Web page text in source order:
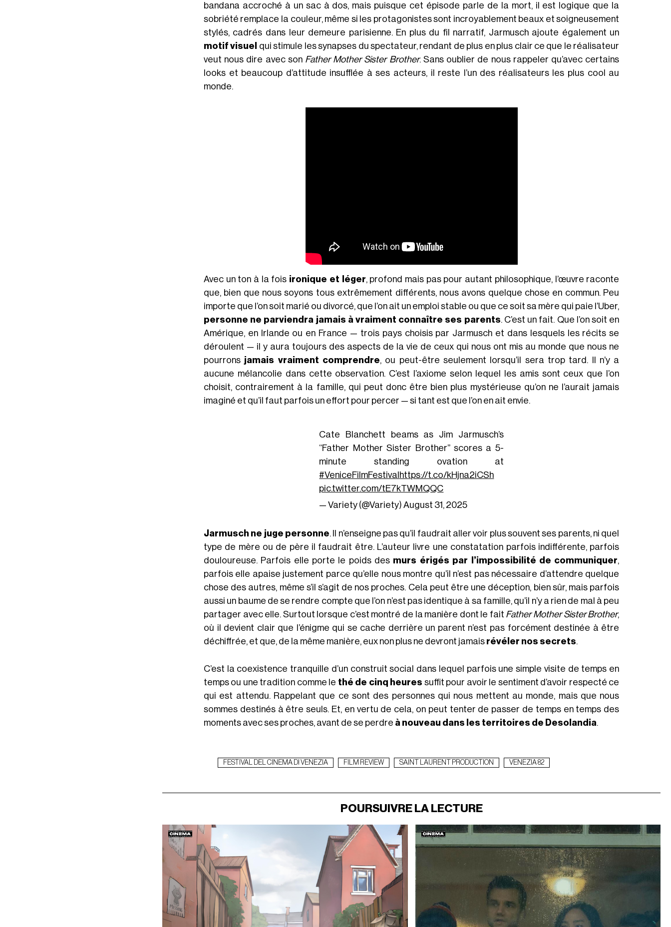
bandana accroché à un sac à dos, mais puisque cet épisode parle de la mort, il est logique que la
sobriété remplace la couleur, même si les protagonistes sont incroyablement beaux et soigneusement
stylés, cadrés dans leur demeure parisienne. En plus du fil narratif, Jarmusch ajoute également un
motif visuel
qui stimule les synapses du spectateur, rendant de plus en plus clair ce que le réalisateur
veut nous dire avec son Father Mother Sister Brother. Sans oublier de nous rappeler qu’avec certains
looks et beaucoup d’attitude insufflée à ses acteurs, il reste l’un des réalisateurs les plus cool au
monde.
Avec un ton à la fois ironique et léger, profond mais pas pour autant philosophique, l’œuvre raconte
que, bien que nous soyons tous extrêmement différents, nous avons quelque chose en commun. Peu
importe que l’on soit marié ou divorcé, que l’on ait un emploi stable ou que ce soit sa mère qui paie l’Uber,
personne ne parviendra jamais à vraiment connaître ses parents. C’est un fait. Que l’on soit en
Amérique, en Irlande ou en France — trois pays choisis par Jarmusch et dans lesquels les récits se
déroulent — il y aura toujours des aspects de la vie de ceux qui nous ont mis au monde que nous ne
pourrons jamais vraiment comprendre, ou peut-être seulement lorsqu’il sera trop tard. Il n’y a
aucune mélancolie dans cette observation. C’est l’axiome selon lequel les amis sont ceux que l’on
choisit, contrairement à la famille, qui peut donc être bien plus mystérieuse qu’on ne l’aurait jamais
imaginé et qu’il faut parfois un effort pour percer — si tant est que l’on en ait envie.
Cate Blanchett beams as Jim Jarmusch’s
“Father Mother Sister Brother” scores a 5-
minute standing ovation at
#VeniceFilmFestival https://t.co/kHjna2iCSh
pic.twitter.com/tE7kTWMQQC
— Variety (@Variety)August 31, 2025
Jarmusch ne juge personne. Il n’enseigne pas qu’il faudrait aller voir plus souvent ses parents, ni quel
type de mère ou de père il faudrait être. L’auteur livre une constatation parfois indifférente, parfois
douloureuse. Parfois elle porte le poids des murs érigés par l’impossibilité de communiquer,
parfois elle apaise justement parce qu’elle nous montre qu’il n’est pas nécessaire d’attendre quelque
chose des autres, même s’il s’agit de nos proches. Cela peut être une déception, bien sûr, mais parfois
aussi un baume de se rendre compte que l’on n’est pas identique à sa famille, qu’il n’y a rien de mal à peu
partager avec elle. Surtout lorsque c’est montré de la manière dont le fait Father Mother Sister Brother,
où il devient clair que l’énigme qui se cache derrière un parent n’est pas forcément destinée à être
déchiffrée, et que, de la même manière, eux non plus ne devront jamais révéler nos secrets.
C’est la coexistence tranquille d’un construit social dans lequel parfois une simple visite de temps en
temps ou une tradition comme le thé de cinq heures suffit pour avoir le sentiment d’avoir respecté ce
qui est attendu. Rappelant que ce sont des personnes qui nous mettent au monde, mais que nous
sommes destinés à être seuls. Et, en vertu de cela, on peut tenter de passer de temps en temps des
moments avec ses proches, avant de se perdre à nouveau dans les territoires de Desolandia.
FESTIVAL DEL CINEMA DI VENEZIA FILM REVIEW SAINT LAURENT PRODUCTION VENEZIA 82
POURSUIVRE LA LECTURE